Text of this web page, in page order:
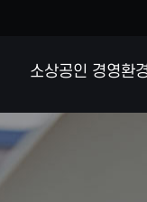
소상공인 경영환